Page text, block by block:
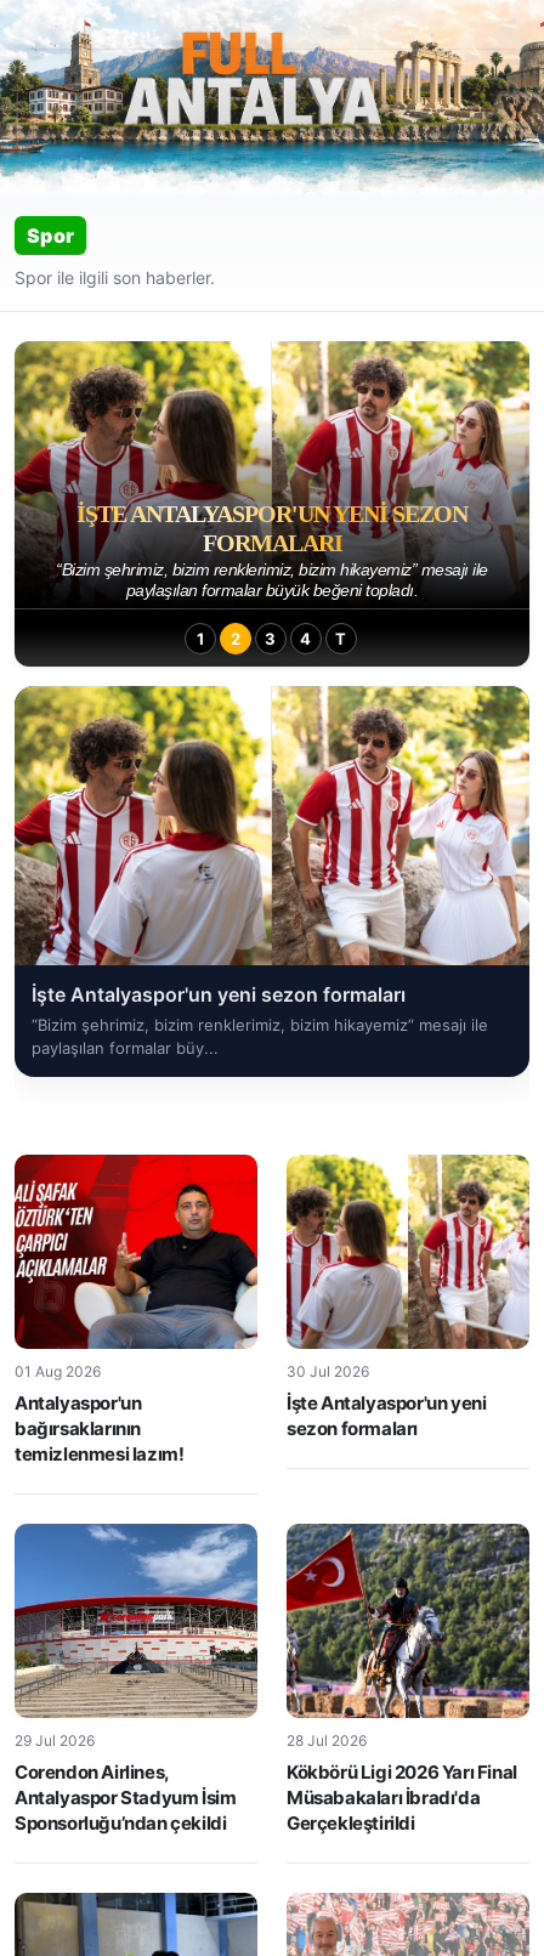
Spor
Spor ile ilgili son haberler.
İŞTE ANTALYASPOR'UN YENI SEZON
FORMALARI
“Bizim şehrimiz, bizim renklerimiz, bizim hikayemiz” mesajı ile
paylaşılan formalar büyük beğeni topladı.
1 2 3 4 T
İşte Antalyaspor'un yeni sezon formaları
“Bizim şehrimiz, bizim renklerimiz, bizim hikayemiz” mesajı ile
paylaşılan formalar büy...
01 Aug 2026
Antalyaspor'un
bağırsaklarının
temizlenmesi lazım!
30 Jul 2026
İşte Antalyaspor'un yeni
sezon formaları
29 Jul 2026
Corendon Airlines,
Antalyaspor Stadyum İsim
Sponsorluğu’ndan çekildi
28 Jul 2026
Kökbörü Ligi 2026 Yarı Final
Müsabakaları İbradı'da
Gerçekleştirildi